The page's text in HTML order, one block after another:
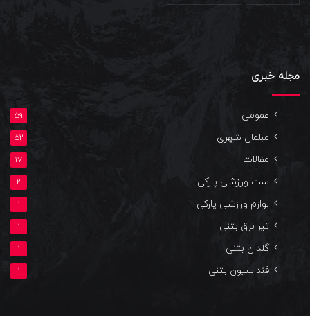
مجله خبری
عمومی 59
مبلمان شهری 52
مقالات 17
ست ورزشی پارکی 2
لوازم ورزشی پارکی 1
تیر برق بتنی 1
گلدان بتنی 1
فنداسیون بتنی 1